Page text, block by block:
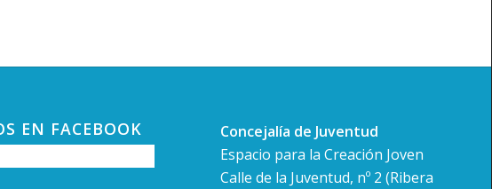
oscura sobre Berlín» de Montaña
Campón
C. Alfonso
EN FACEBOOK
Concejalía de Juventud
Espacio para la Creación Joven
Calle de la Juventud, nº 2 (Ribera